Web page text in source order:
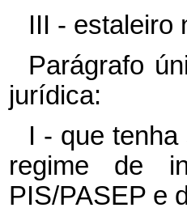
III - estaleiro
Parágrafo
jurídica:
I - que
regime de
PIS/PASEP e